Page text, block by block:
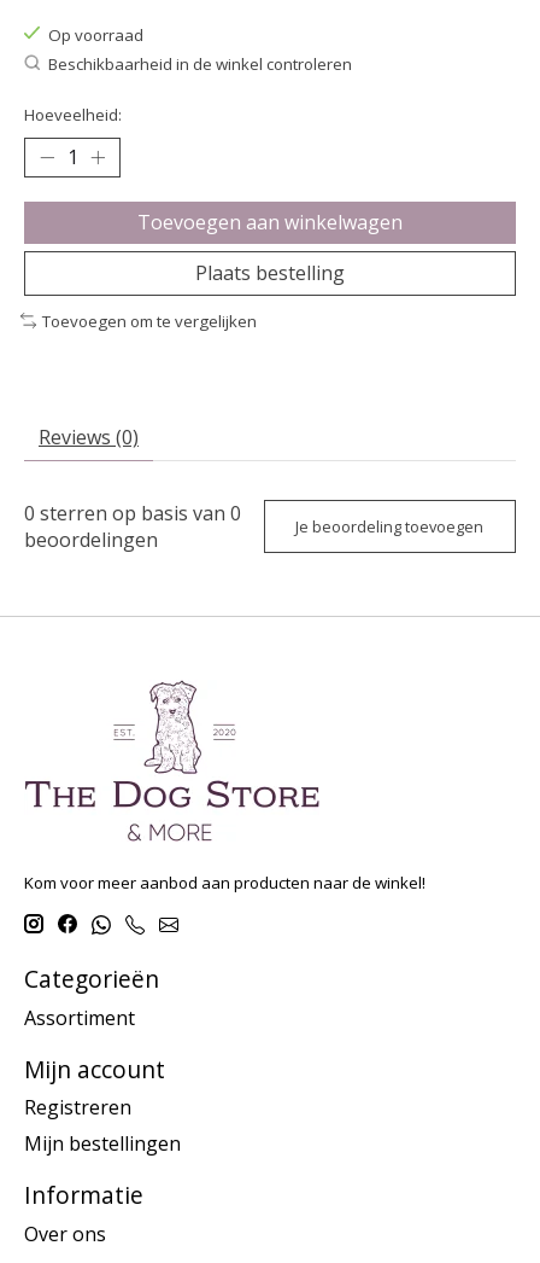
Op voorraad
Beschikbaarheid in de winkel controleren
Hoeveelheid:
Toevoegen aan winkelwagen
Plaats bestelling
Toevoegen om te vergelijken
Reviews (0)
0 sterren op basis van 0
beoordelingen
Je beoordeling toevoegen
Kom voor meer aanbod aan producten naar de winkel!
Categorieën
Assortiment
Mijn account
Registreren
Mijn bestellingen
Informatie
Over ons